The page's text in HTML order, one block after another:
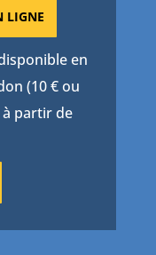
LIGNE
en
(10 € ou
partir de